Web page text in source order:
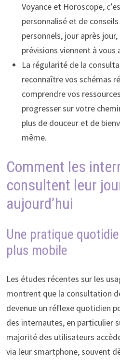
Voyance et Horoscope,
personnalisé et de
personnels, jour après
prévisions viennent à vous
La régularité de la
reconnaître vos schémas
comprendre vos
progresser sur votre
plus de douceur et de
même.
Comment les
consultent leur
aujourd’hui
Une pratique
plus mobile
Les études récentes sur les
montrent que la consultation
devenue un réflexe quotidien
des internautes, en particulier
majorité des utilisateurs
via leur smartphone, souvent